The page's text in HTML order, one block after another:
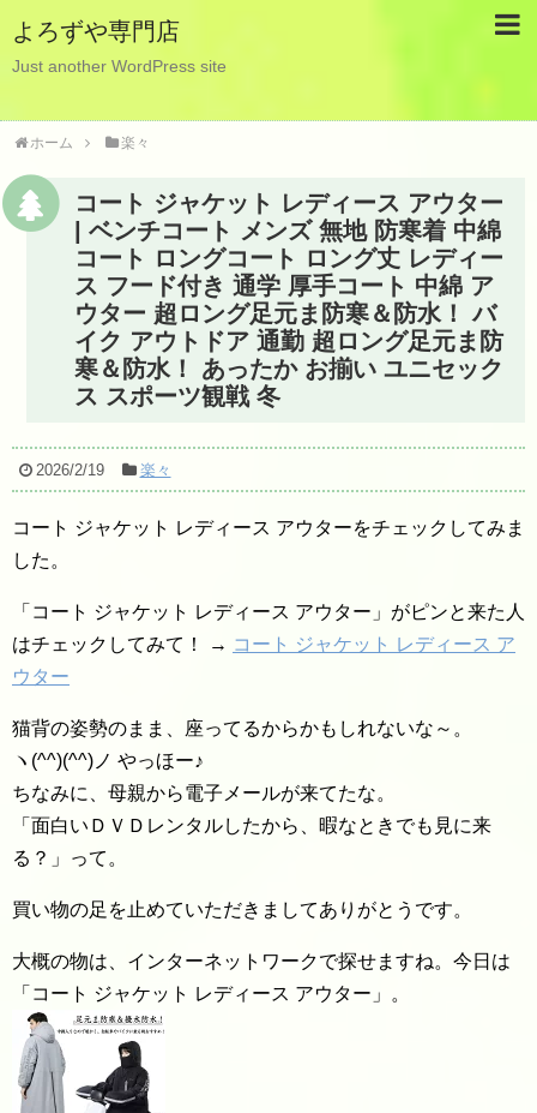
よろずや専門店
Just another WordPress site
ホーム 楽々
コート ジャケット レディース アウター
| ベンチコート メンズ 無地 防寒着 中綿
コート ロングコート ロング丈 レディー
ス フード付き 通学 厚手コート 中綿 ア
ウター 超ロング足元ま防寒＆防水！ バ
イク アウトドア 通勤 超ロング足元ま防
寒＆防水！ あったか お揃い ユニセック
ス スポーツ観戦 冬
2026/2/19 楽々
コート ジャケット レディース アウターをチェックしてみま
した。
「コート ジャケット レディース アウター」がピンと来た人
はチェックしてみて！ → コート ジャケット レディース ア
ウター
猫背の姿勢のまま、座ってるからかもしれないな～。
ヽ(^^)(^^)ノ やっほー♪
ちなみに、母親から電子メールが来てたな。
「面白いＤＶＤレンタルしたから、暇なときでも見に来
る？」って。
買い物の足を止めていただきましてありがとうです。
大概の物は、インターネットワークで探せますね。今日は
「コート ジャケット レディース アウター」。